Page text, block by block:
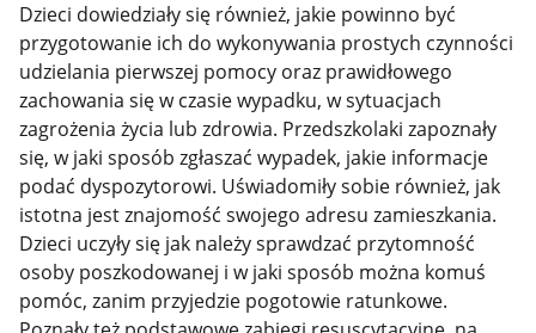
Dzieci dowiedziały się również, jakie powinno być
przygotowanie ich do wykonywania prostych czynności
udzielania pierwszej pomocy oraz prawidłowego
zachowania się w czasie wypadku, w sytuacjach
zagrożenia życia lub zdrowia. Przedszkolaki zapoznały
się, w jaki sposób zgłaszać wypadek, jakie informacje
podać dyspozytorowi. Uświadomiły sobie również, jak
istotna jest znajomość swojego adresu zamieszkania.
Dzieci uczyły się jak należy sprawdzać przytomność
osoby poszkodowanej i w jaki sposób można komuś
pomóc, zanim przyjedzie pogotowie ratunkowe.